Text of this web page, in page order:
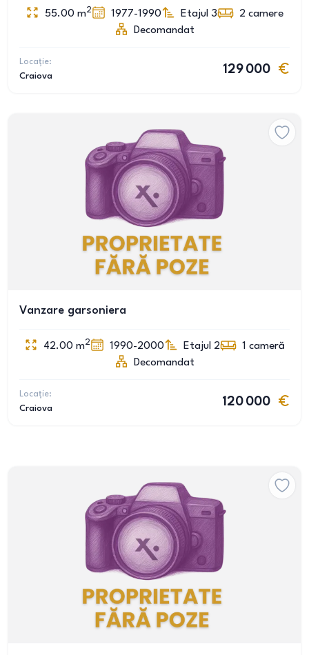
55.00 m2 1977-1990 Etajul 3 2 camere
Decomandat
Locație:
Craiova
129 000
Vanzare garsoniera
42.00 m2 1990-2000 Etajul 2 1 cameră
Decomandat
Locație:
Craiova
120 000